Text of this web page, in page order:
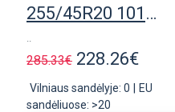
255/45R20 101H Continental EcoContact 7
..
285.33€ 228.26€
Vilniaus sandėlyje: 0
EU
sandėliuose: >20